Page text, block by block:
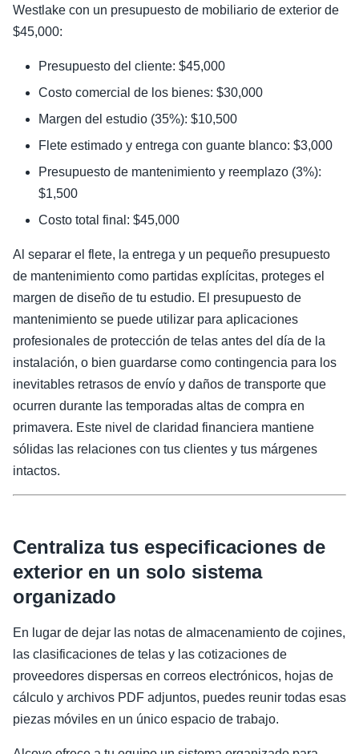
Westlake con un presupuesto de mobiliario de exterior de
$45,000:
Presupuesto del cliente: $45,000
Costo comercial de los bienes: $30,000
Margen del estudio (35%): $10,500
Flete estimado y entrega con guante blanco: $3,000
Presupuesto de mantenimiento y reemplazo (3%):
$1,500
Costo total final: $45,000
Al separar el flete, la entrega y un pequeño presupuesto
de mantenimiento como partidas explícitas, proteges el
margen de diseño de tu estudio. El presupuesto de
mantenimiento se puede utilizar para aplicaciones
profesionales de protección de telas antes del día de la
instalación, o bien guardarse como contingencia para los
inevitables retrasos de envío y daños de transporte que
ocurren durante las temporadas altas de compra en
primavera. Este nivel de claridad financiera mantiene
sólidas las relaciones con tus clientes y tus márgenes
intactos.
Centraliza tus especificaciones de
exterior en un solo sistema
organizado
En lugar de dejar las notas de almacenamiento de cojines,
las clasificaciones de telas y las cotizaciones de
proveedores dispersas en correos electrónicos, hojas de
cálculo y archivos PDF adjuntos, puedes reunir todas esas
piezas móviles en un único espacio de trabajo.